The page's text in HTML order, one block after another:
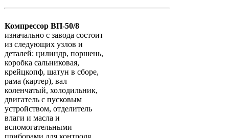
Компрессор ВП-50/8
изначально с завода состоит
из следующих узлов и
деталей: цилиндр, поршень,
коробка сальниковая,
крейцкопф, шатун в сборе,
рама (картер), вал
коленчатый, холодильник,
двигатель с пусковым
устройством, отделитель
влаги и масла и
вспомогательными